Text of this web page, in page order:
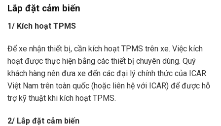
Lắp đặt cảm biến
1/ Kích hoạt TPMS
Để xe nhận thiết bị, cần kích hoạt TPMS trên xe. Việc kích
hoạt được thực hiện bằng các thiết bị chuyên dùng. Quý
khách hàng nên đưa xe đến các đại lý chính thức của ICAR
Việt Nam trên toàn quốc (hoặc liên hệ với ICAR) để được hỗ
trợ kỹ thuật khi kích hoạt TPMS.
2/ Lắp đặt cảm biến